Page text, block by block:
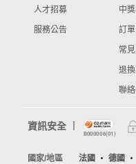
人才招募
服務公告
中
訂
常
退
聯
資訊安全
B000006(01)
國家/地區 法國 德國